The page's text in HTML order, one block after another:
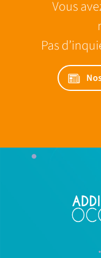
Vous
Pas